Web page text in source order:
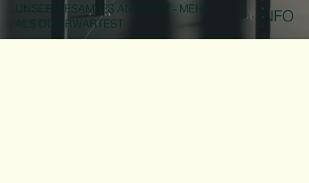
UNSER GESAMTES ANGEBOT - MEHR
ALS DU ERWARTEST.
INFO